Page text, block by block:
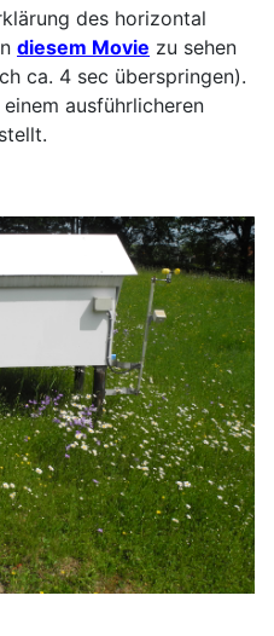
des horizontal
diesem Movie zu sehen
ca. 4 sec überspringen).
ausführlicheren